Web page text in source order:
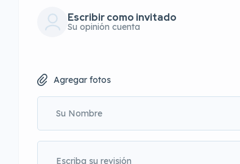
Escribir como invitado
Su opinión cuenta
Agregar fotos